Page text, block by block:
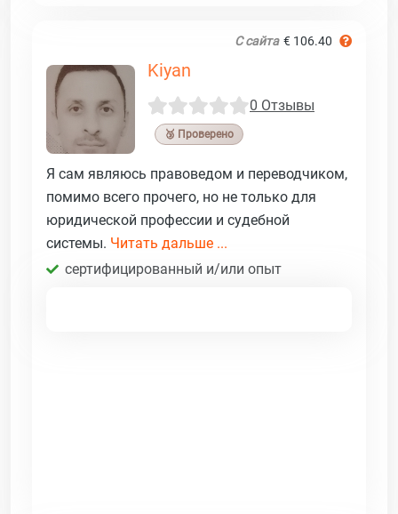
С сайта € 106.40
Kiyan
0 Отзывы
🥉 Проверено
Я сам являюсь правоведом и переводчиком,
помимо всего прочего, но не только для
юридической профессии и судебной
системы. Читать дальше ...
сертифицированный и/или опыт